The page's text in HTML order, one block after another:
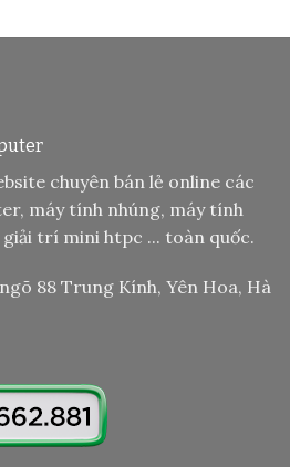
chuyên bán lẻ online các
máy tính nhúng, máy tính
trí mini htpc ... toàn quốc.
88 Trung Kính, Yên Hoa, Hà